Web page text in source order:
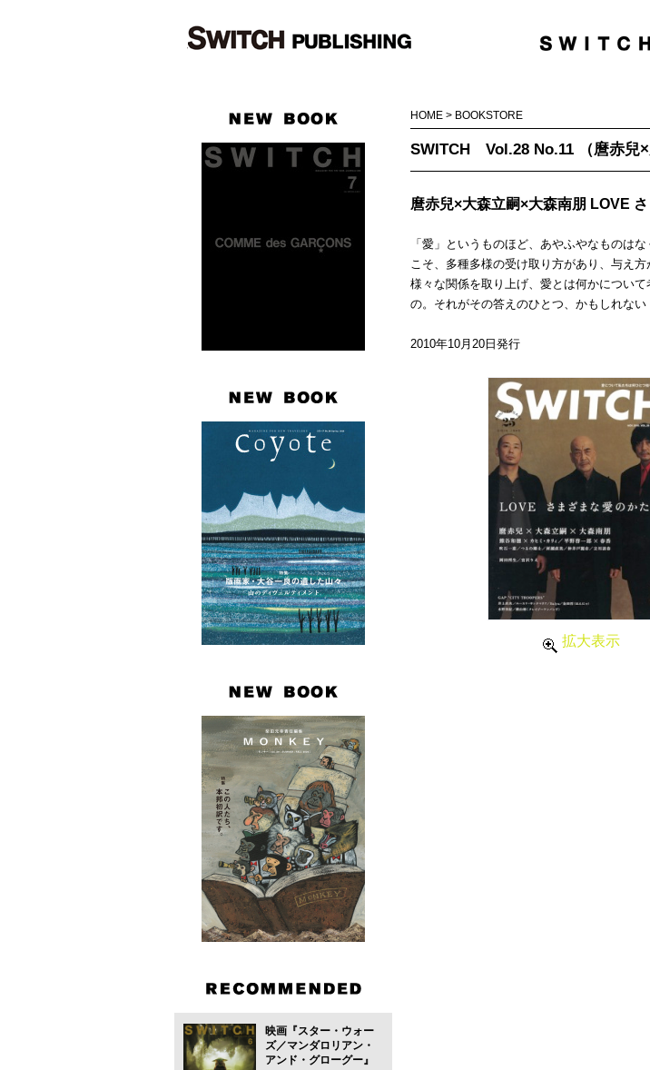
映画『スター・ウォー
ズ／マンダロリアン・
アンド・グローグー』
HOME > BOOKSTORE
SWITCH Vol.28 No.11 （麿赤兒×
麿赤兒×大森立嗣×大森南朋 LOVE
「愛」というものほど、あやふやなものは
こそ、多種多様の受け取り方があり、与え
様々な関係を取り上げ、愛とは何かについ
の。それがその答えのひとつ、かもしれない
2010年10月20日発行
拡大表示